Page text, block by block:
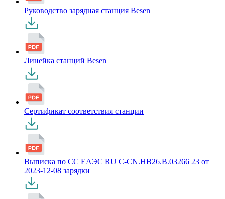
Руководство зарядная станция Besen
Линейка станций Besen
Сертификат соответствия станции
Выписка по СС ЕАЭС RU С-CN.НВ26.В.03266 23 от
2023-12-08 зарядки